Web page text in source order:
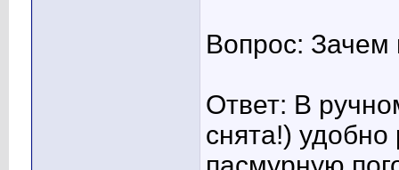
Вопрос:
Ответ: В
снята!) удобно